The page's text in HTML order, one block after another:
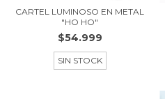
CARTEL LUMINOSO EN METAL
"HO HO"
$54.999
SIN STOCK